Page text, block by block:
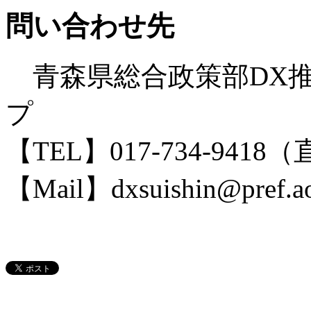
問い合わせ先
青森県総合政策部DX
プ
【TEL】017-734-9418（
【Mail】